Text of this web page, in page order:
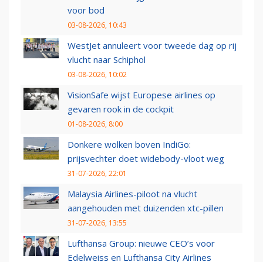
voor bod
03-08-2026, 10:43
WestJet annuleert voor tweede dag op rij
vlucht naar Schiphol
03-08-2026, 10:02
VisionSafe wijst Europese airlines op
gevaren rook in de cockpit
01-08-2026, 8:00
Donkere wolken boven IndiGo:
prijsvechter doet widebody-vloot weg
31-07-2026, 22:01
Malaysia Airlines-piloot na vlucht
aangehouden met duizenden xtc-pillen
31-07-2026, 13:55
Lufthansa Group: nieuwe CEO’s voor
Edelweiss en Lufthansa City Airlines